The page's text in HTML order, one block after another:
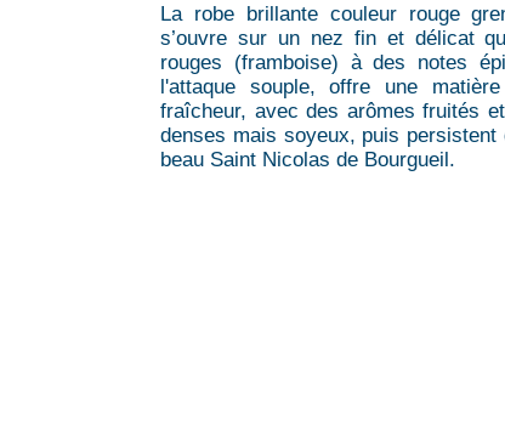
La robe brillante couleur rouge
s’ouvre sur un nez fin et délicat
rouges (framboise) à des notes
l'attaque souple, offre une
fraîcheur, avec des arômes fruités
denses mais soyeux, puis persistent
beau Saint Nicolas de Bourgueil.